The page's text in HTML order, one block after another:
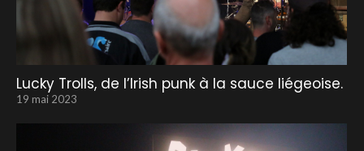
Lucky Trolls, de l’Irish punk à la sauce liégeoise.
19 mai 2023